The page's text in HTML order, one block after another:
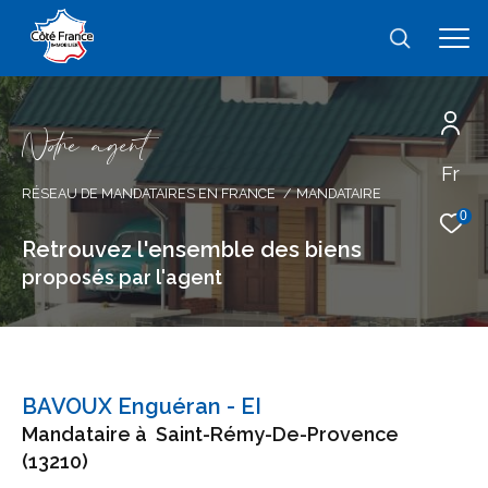
Fr
0
Nore agent
RÉSEAU DE MANDATAIRES EN FRANCE MANDATAIRE
Retrouvez l'ensemble des biens
proposés par l'agent
BAVOUX Enguéran - EI
Mandataire à Saint-Rémy-De-Provence
(13210)
Effectuer une recherche
et trouver le bien qui correspond à vos
critères
Type
d'offre
Type d'offre
de
bien
type de bien
Ville